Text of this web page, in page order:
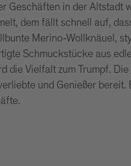
Geschäften in der Altstadt
dem fällt schnell auf,
Merino-Wollknäuel,
Schmuckstücke aus
die Vielfalt zum Trumpf.
und Genießer